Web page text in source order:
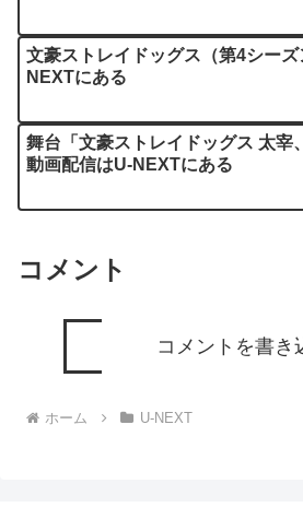
文豪ストレイドッグス（第4シー
NEXTにある
舞台「文豪ストレイドッグス 太宰
動画配信はU-NEXTにある
コメント
コメントを書き
ホーム U-NEXT